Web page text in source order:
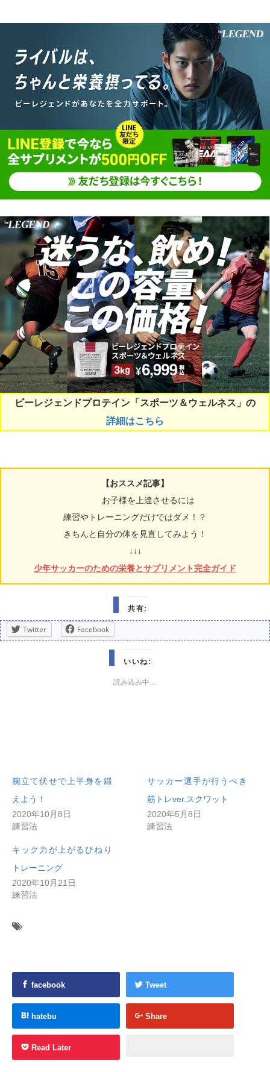
ビーレジェンドプロテイン「スポーツ＆ウェルネス」の
詳細はこちら
【おススメ記事】
お子様を上達させるには
練習やトレーニングだけではダメ！？
きちんと自分の体を見直してみよう！
↓↓↓
少年サッカーのための栄養とサプリメント完全ガイド
共有:
Twitter Facebook
いいね:
読み込み中…
腕立て伏せで上半身を鍛
えよう！
2020年10月8日
練習法
サッカー選手が行うべき
筋トレver.スクワット
2020年5月8日
練習法
キック力が上がるひねり
トレーニング
2020年10月21日
練習法
facebook Tweet
hatebu Share
Read Later